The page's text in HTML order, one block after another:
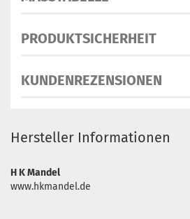
PRODUKTSICHERHEIT
KUNDENREZENSIONEN
Hersteller Informationen
H K Mandel
www.hkmandel.de